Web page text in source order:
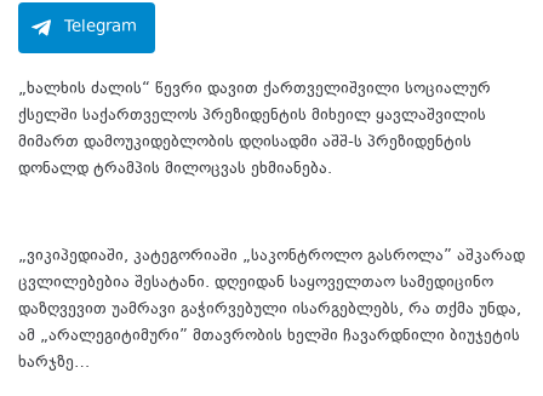
Telegram
„ხალხის ძალის“ წევრი დავით ქართველიშვილი სოციალურ
ქსელში საქართველოს პრეზიდენტის მიხეილ ყავლაშვილის
მიმართ დამოუკიდებლობის დღისადმი აშშ-ს პრეზიდენტის
დონალდ ტრამპის მილოცვას ეხმიანება.
„ვიკიპედიაში, კატეგორიაში „საკონტროლო გასროლა” აშკარად
ცვლილებებია შესატანი. დღეიდან საყოველთაო სამედიცინო
დაზღვევით უამრავი გაჭირვებული ისარგებლებს, რა თქმა უნდა,
ამ „არალეგიტიმური” მთავრობის ხელში ჩავარდნილი ბიუჯეტის
ხარჯზე…